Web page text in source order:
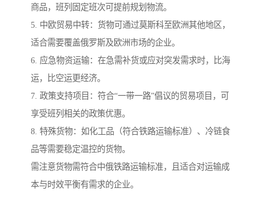
商品，班列固定班次可提前规划物流。
5. 中欧贸易中转：货物可通过莫斯科至欧洲其他地区，
适合需要覆盖俄罗斯及欧洲市场的企业。
6. 应急物资运输：在急需补货或应对突发需求时，比海
运，比空运更经济。
7. 政策支持项目：符合“一带一路”倡议的贸易项目，可
享受班列相关的政策优惠。
8. 特殊货物：如化工品（符合铁路运输标准）、冷链食
品等需要稳定温控的货物。
需注意货物需符合中俄铁路运输标准，且适合对运输成
本与时效平衡有需求的企业。